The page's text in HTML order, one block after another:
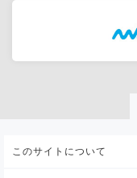
このサイトについて